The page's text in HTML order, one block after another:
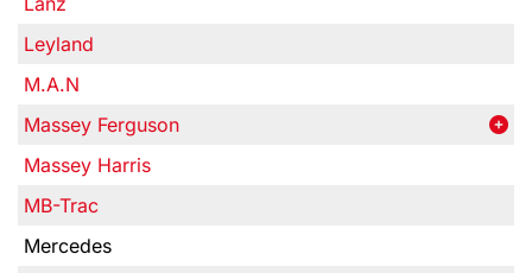
Leyland
M.A.N
Massey Ferguson
Massey Harris
MB-Trac
Mercedes